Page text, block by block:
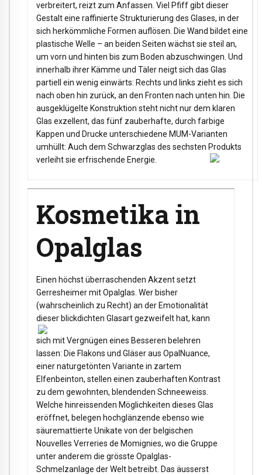
verbreitert, reizt zum Anfassen. Viel Pfiff gibt dieser
Gestalt eine raffinierte Strukturierung des Glases, in der
sich herkömmliche Formen auflösen. Die Wand bildet eine
plastische Welle – an beiden Seiten wächst sie steil an,
um vorn und hinten bis zum Boden abzuschwingen. Und
innerhalb ihrer Kämme und Täler neigt sich das Glas
partiell ein wenig einwärts: Rechts und links zieht es sich
nach oben hin zurück, an den Fronten nach unten hin. Die
ausgeklügelte Konstruktion steht nicht nur dem klaren
Glas exzellent, das fünf zauberhafte, durch farbige
Kappen und Drucke unterschiedene MUM-Varianten
umhüllt: Auch dem Schwarzglas des sechsten Produkts
verleiht sie erfrischende Energie.
Kosmetika in
Opalglas
Einen höchst überraschenden Akzent setzt
Gerresheimer mit Opalglas. Wer bisher
(wahrscheinlich zu Recht) an der Emotionalität
dieser blickdichten Glasart gezweifelt hat, kann
sich mit Vergnügen eines Besseren belehren
lassen: Die Flakons und Gläser aus OpalNuance,
einer naturgetönten Variante in zartem
Elfenbeinton, stellen einen zauberhaften Kontrast
zu dem gewohnten, blendenden Schneeweiss.
Welche hinreissenden Möglichkeiten dieses Glas
eröffnet, belegen hochglänzende ebenso wie
säuremattierte Unikate von der belgischen
Nouvelles Verreries de Momignies, wo die Gruppe
unter anderem die grösste Opalglas-
Schmelzanlage der Welt betreibt. Das äusserst